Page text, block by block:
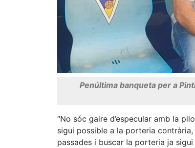
Penúltima banqueta per a
“No sóc gaire d’especular amb la
sigui possible a la porteria
passades i buscar la porteria ja